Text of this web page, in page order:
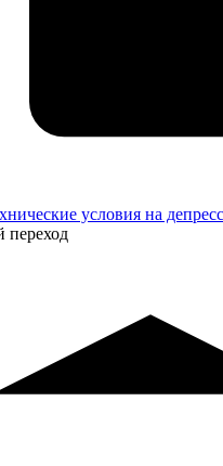
условия на
переход